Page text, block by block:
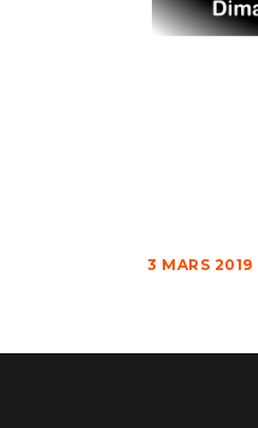
3 MARS 2019